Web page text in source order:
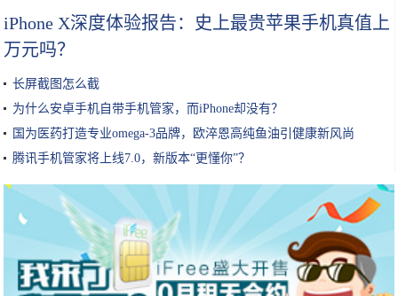
iPhone X深度体验报告：史上最贵苹果手机真值上
万元吗？
长屏截图怎么截
为什么安卓手机自带手机管家，而iPhone却没有？
国为医药打造专业omega-3品牌，欧淬恩高纯鱼油引健康新风尚
腾讯手机管家将上线7.0，新版本“更懂你”？